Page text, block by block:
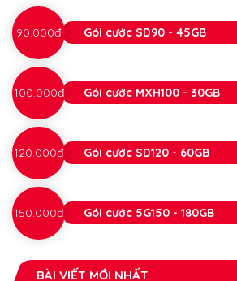
90.000đ Gói cước SD90 - 45GB
100.000đ Gói cước MXH100 - 30GB
120.000đ Gói cước SD120 - 60GB
150.000đ Gói cước 5G150 - 180GB
BÀI VIẾT MỚI NHẤT